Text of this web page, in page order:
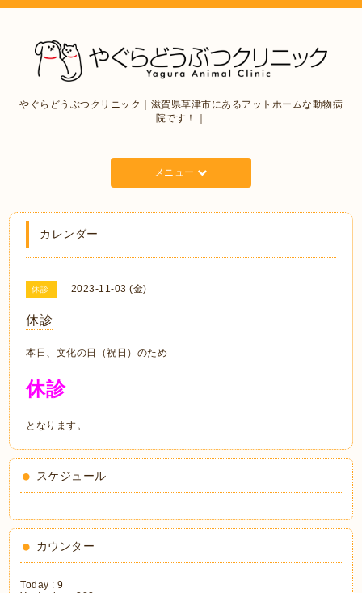
やぐらどうぶつクリニック｜滋賀県草津市にあるアットホームな動物病
院です！｜
メニュー
カレンダー
休診 2023-11-03 (金)
休診
本日、文化の日（祝日）のため
休診
となります。
スケジュール
カウンター
Today :9